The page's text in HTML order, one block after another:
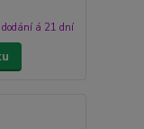
dodání á 21 dní